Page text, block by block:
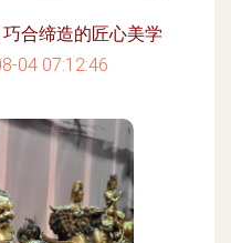
合缔造的匠心美学
04 07:12:46